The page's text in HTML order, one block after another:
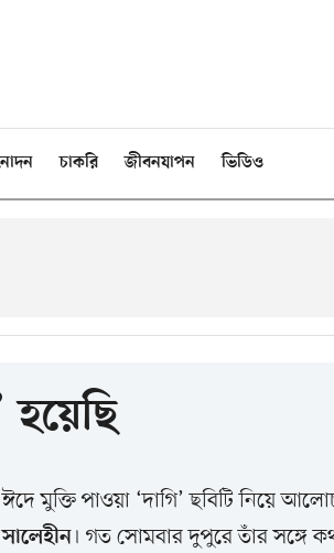
চাকরি জীবনযাপন ভিডিও
ঈদে মুক্তি পাওয়া ‘দাগি’ ছবিটি নিয়ে
সালেহীন। গত সোমবার দুপুরে তাঁর সঙ্গে